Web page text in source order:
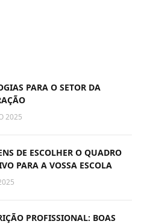
PARA O SETOR DA
2025
DE ESCOLHER O QUADRO
PARA A VOSSA ESCOLA
PROFISSIONAL: BOAS